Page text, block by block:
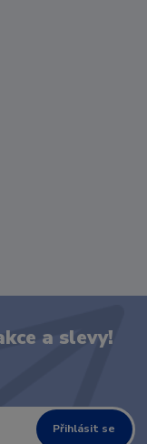
a slevy!
Přihlásit se